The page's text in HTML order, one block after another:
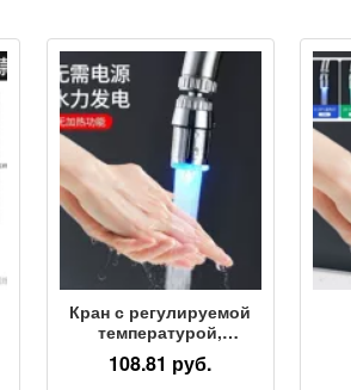
Кран с регулируемой
температурой,
изменяющий цвет,
трехцветный
108.81 руб.